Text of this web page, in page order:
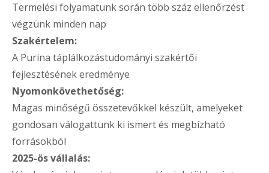
Termelési folyamatunk során több száz ellenőrzést
végzünk minden nap
Szakértelem:
A Purina táplálkozástudományi szakértői
fejlesztésének eredménye
Nyomonkövethetőség:
Magas minőségű összetevőkkel készült, amelyeket
gondosan válogattunk ki ismert és megbízható
forrásokból
2025-ös vállalás: